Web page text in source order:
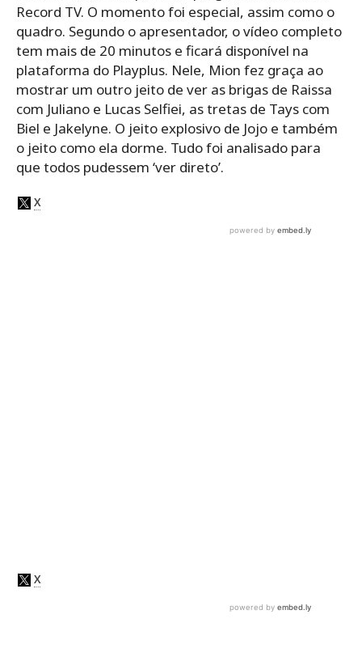
Record TV. O momento foi especial, assim como o
quadro. Segundo o apresentador, o vídeo completo
tem mais de 20 minutos e ficará disponível na
plataforma do Playplus. Nele, Mion fez graça ao
mostrar um outro jeito de ver as brigas de Raissa
com Juliano e Lucas Selfiei, as tretas de Tays com
Biel e Jakelyne. O jeito explosivo de Jojo e também
o jeito como ela dorme. Tudo foi analisado para
que todos pudessem ‘ver direto’.